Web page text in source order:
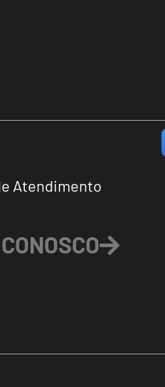
Atendimento